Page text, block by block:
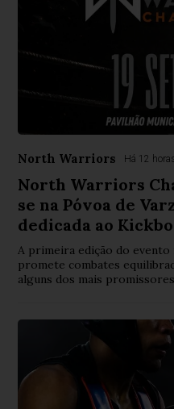
North Warriors Há 12
North Warriors
se na Póvoa de
dedicada ao
A primeira edição do
promete combates
alguns dos mais